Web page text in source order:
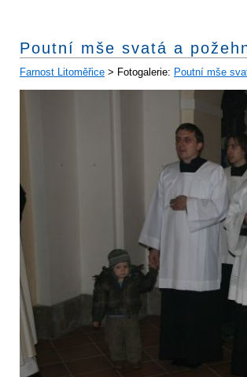
Poutní mše svatá a
Farnost Litoměřice > Fotogalerie: Poutní mše